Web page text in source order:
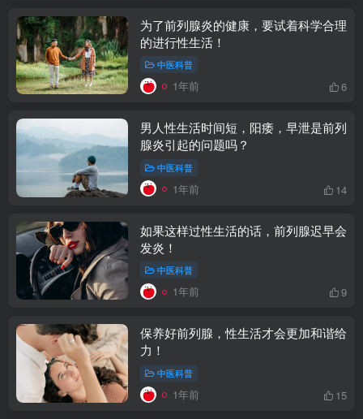
为了前列腺炎的健康，要试着科学合理
的进行性生活！
中医科普
1年前 6
男人性生活时间短，阳痿，早泄是前列
腺炎引起的问题吗？
中医科普
1年前 14
如果这样过性生活的话，前列腺迟早会
发炎！
中医科普
1年前 9
保养好前列腺，性生活才会更加和谐给
力！
中医科普
1年前 15